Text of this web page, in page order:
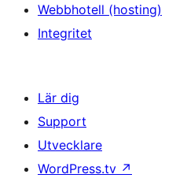
Webbhotell (hosting)
Integritet
Lär dig
Support
Utvecklare
WordPress.tv ↗